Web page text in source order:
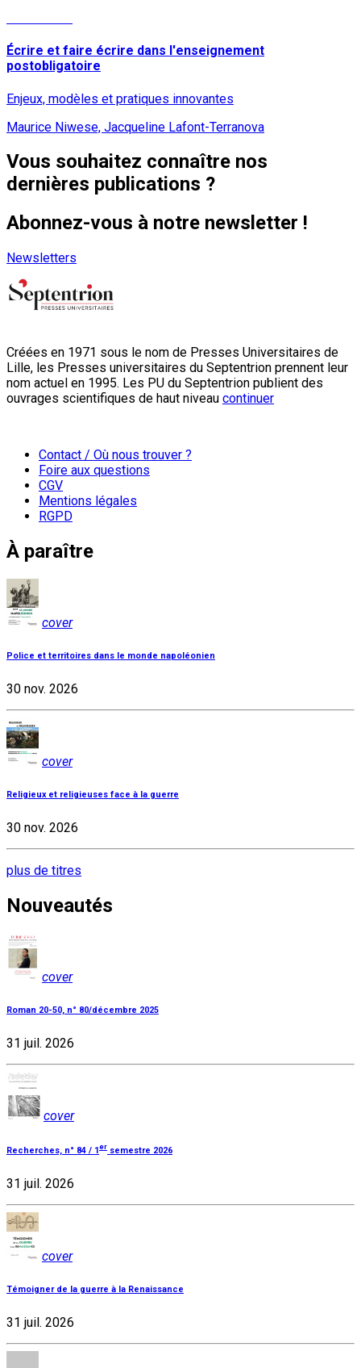
Écrire et faire écrire dans l'enseignement
postobligatoire
Enjeux, modèles et pratiques innovantes
Maurice Niwese, Jacqueline Lafont-Terranova
Vous souhaitez connaître nos
dernières publications ?
Abonnez-vous à notre newsletter !
Newsletters
Créées en 1971 sous le nom de Presses Universitaires de
Lille, les Presses universitaires du Septentrion prennent leur
nom actuel en 1995. Les PU du Septentrion publient des
ouvrages scientifiques de haut niveau continuer
Contact / Où nous trouver ?
Foire aux questions
CGV
Mentions légales
RGPD
À paraître
cover
Police et territoires dans le monde napoléonien
30 nov. 2026
cover
Religieux et religieuses face à la guerre
30 nov. 2026
plus de titres
Nouveautés
cover
Roman 20-50, n° 80/décembre 2025
31 juil. 2026
cover
Recherches, n° 84 / 1 er semestre 2026
31 juil. 2026
cover
Témoigner de la guerre à la Renaissance
31 juil. 2026